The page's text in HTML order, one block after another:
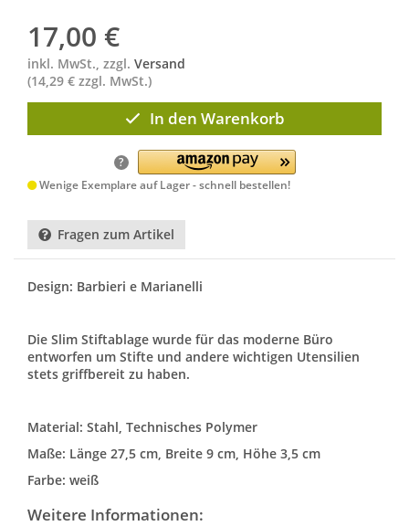
17,00 €
inkl. MwSt., zzgl. Versand
(14,29 € zzgl. MwSt.)
In den Warenkorb
?
Wenige Exemplare auf Lager - schnell bestellen!
Fragen zum Artikel
Design: Barbieri e Marianelli
Die Slim Stiftablage wurde für das moderne Büro
entworfen um Stifte und andere wichtigen Utensilien
stets griffbereit zu haben.
Material: Stahl, Technisches Polymer
Maße: Länge 27,5 cm, Breite 9 cm, Höhe 3,5 cm
Farbe: weiß
Weitere Informationen: